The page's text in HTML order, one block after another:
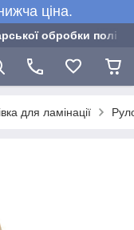
ціна.
обробки
для ламінації